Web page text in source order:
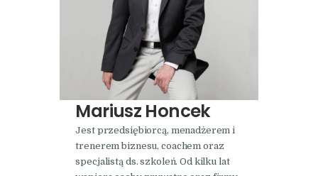
Mariusz Honcek
Jest przedsiębiorcą, menadżerem i
trenerem biznesu, coachem oraz
specjalistą ds. szkoleń. Od kilku lat